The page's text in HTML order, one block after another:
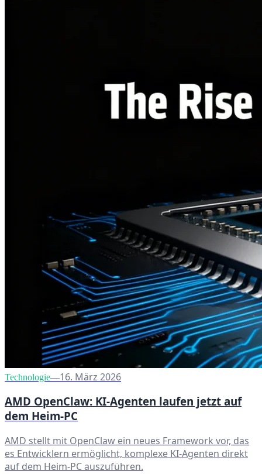
Technologie—16. März 2026
AMD OpenClaw: KI-Agenten laufen jetzt auf
dem Heim-PC
AMD stellt mit OpenClaw ein neues Framework vor, das
es Entwicklern ermöglicht, komplexe KI-Agenten direkt
auf dem Heim-PC auszuführen.